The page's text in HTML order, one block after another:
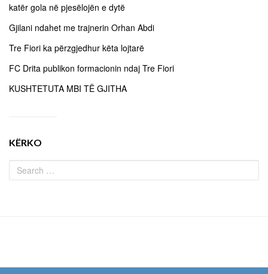
katër gola në pjesëlojën e dytë
Gjilani ndahet me trajnerin Orhan Abdi
Tre Fiori ka përzgjedhur këta lojtarë
FC Drita publikon formacionin ndaj Tre Fiori
KUSHTETUTA MBI TË GJITHA
KËRKO